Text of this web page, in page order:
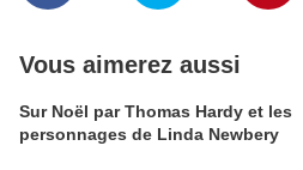
Vous aimerez aussi
Sur Noël par Thomas Hardy et les
personnages de Linda Newbery